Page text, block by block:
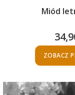
Miód
ZOBACZ